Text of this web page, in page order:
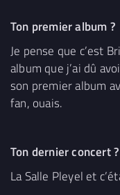
Ton premier album ?
Je pense que c’est
album que j’ai dû
son premier album
fan, ouais.
Ton dernier concert ?
La Salle Pleyel et